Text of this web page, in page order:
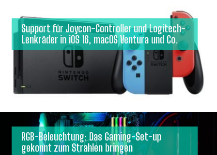
Support für Joycon-Controller und Logitech-
Lenkräder in iOS 16, macOS Ventura und Co.
RGB-Beleuchtung: Das Gaming-Set-up
gekonnt zum Strahlen bringen